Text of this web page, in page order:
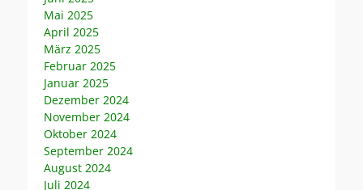
Mai 2025
April 2025
März 2025
Februar 2025
Januar 2025
Dezember 2024
November 2024
Oktober 2024
September 2024
August 2024
Juli 2024